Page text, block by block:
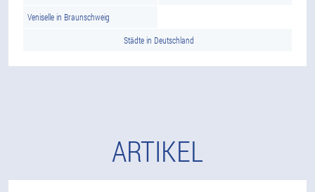
Veniselle in Braunschweig
Städte in Deutschland
ARTIKEL